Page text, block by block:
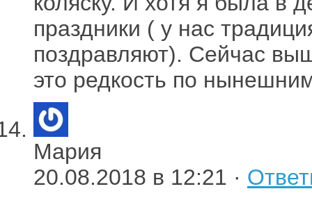
праздники ( у нас
поздравляют). Сейчас
это редкость по
Мария
20.08.2018 в 12:21 ·